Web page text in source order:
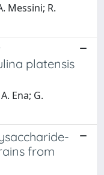
Messini; R.
platensis
Ena; G.
from